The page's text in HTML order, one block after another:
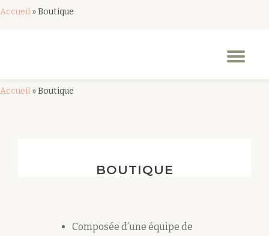
Accueil »Boutique
Accueil »Boutique
BOUTIQUE
Composée d’une équipe de